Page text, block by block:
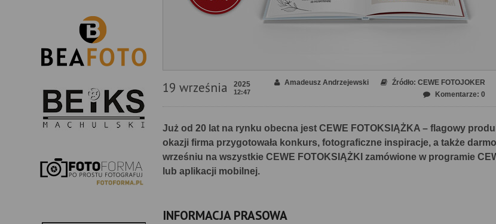
19 września 2025
12:47
Źródło: CEWE FOTOJOKER
Amadeusz Andrzejewski
Komentarze: 0
Już od 20 lat na rynku obecna jest CEWE FOTOKSIĄŻKA – flagowy
okazji firma przygotowała konkurs, fotograficzne inspiracje, a także
wrześniu na wszystkie CEWE FOTOKSIĄŻKI zamówione w programie
lub aplikacji mobilnej.
INFORMACJA PRASOWA